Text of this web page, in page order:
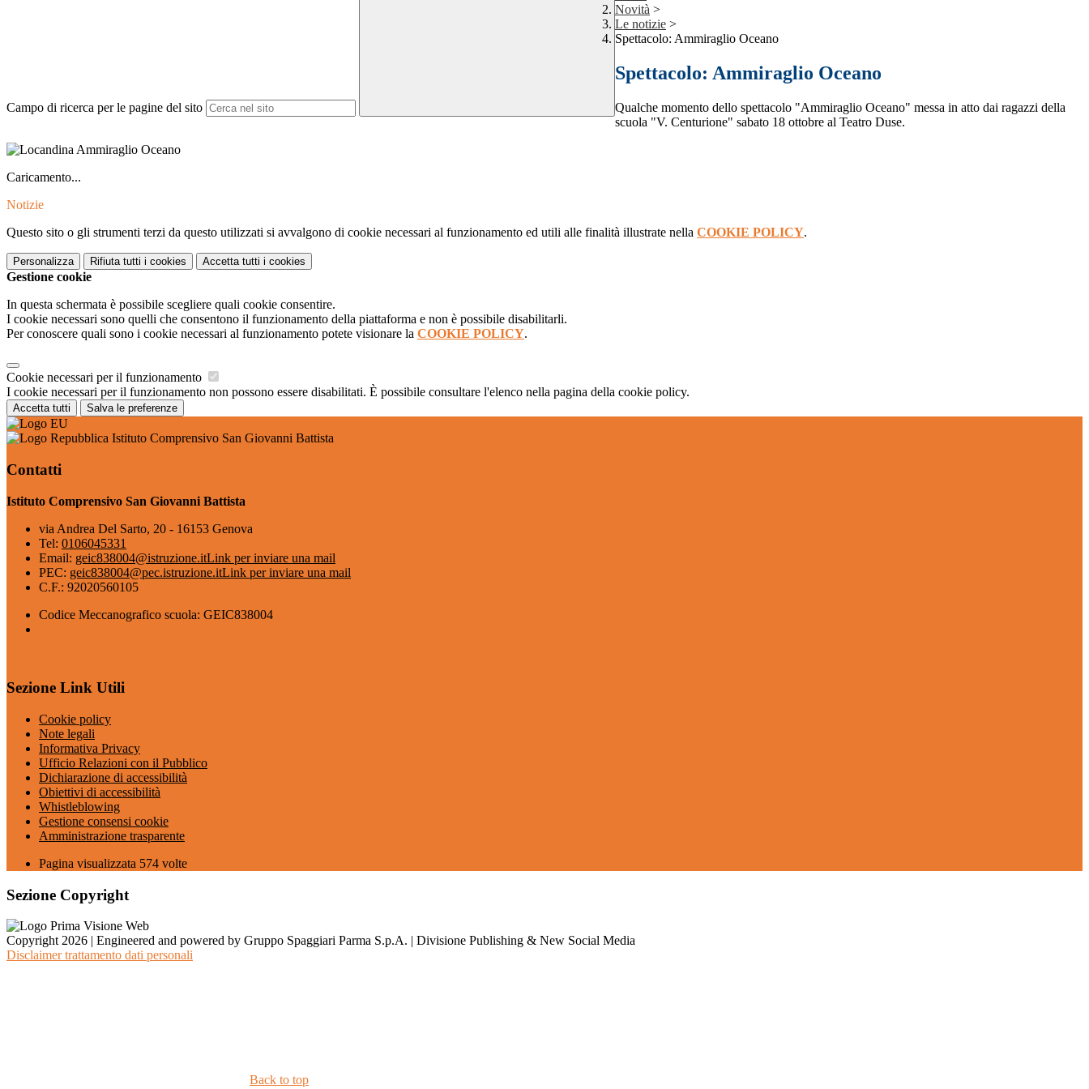
Campo di ricerca per le pagine del sito
Novità >
Le notizie >
Spettacolo: Ammiraglio Oceano
Spettacolo: Ammiraglio Oceano
Qualche momento dello spettacolo "Ammiraglio Oceano" messa in atto dai ragazzi della
scuola "V. Centurione" sabato 18 ottobre al Teatro Duse.
Caricamento...
Notizie
Questo sito o gli strumenti terzi da questo utilizzati si avvalgono di cookie necessari al funzionamento ed utili alle finalità illustrate nella COOKIE POLICY.
Personalizza Rifiuta tutti i cookies Accetta tutti i cookies
Gestione cookie
In questa schermata è possibile scegliere quali cookie consentire.
I cookie necessari sono quelli che consentono il funzionamento della piattaforma e non è possibile disabilitarli.
Per conoscere quali sono i cookie necessari al funzionamento potete visionare la COOKIE POLICY.
Cookie necessari per il funzionamento
I cookie necessari per il funzionamento non possono essere disabilitati. È possibile consultare l'elenco nella pagina della cookie policy.
Accetta tutti Salva le preferenze
Istituto Comprensivo San Giovanni Battista
Contatti
Istituto Comprensivo San Giovanni Battista
via Andrea Del Sarto, 20 - 16153 Genova
Tel: 0106045331
Email: geic838004@istruzione.itLink per inviare una mail
PEC: geic838004@pec.istruzione.itLink per inviare una mail
C.F.: 92020560105
Codice Meccanografico scuola: GEIC838004
Sezione Link Utili
Cookie policy
Note legali
Informativa Privacy
Ufficio Relazioni con il Pubblico
Dichiarazione di accessibilità
Obiettivi di accessibilità
Whistleblowing
Gestione consensi cookie
Amministrazione trasparente
Pagina visualizzata 574 volte
Sezione Copyright
Copyright 2026 | Engineered and powered by Gruppo Spaggiari Parma S.p.A. | Divisione Publishing & New Social Media
Disclaimer trattamento dati personali
Back to top